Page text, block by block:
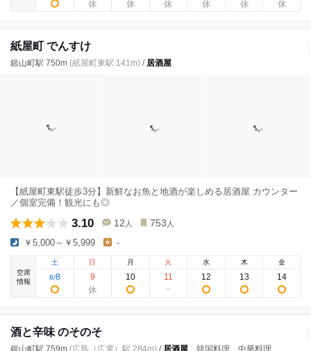
紙屋町 でんすけ
銀山町駅 750m (紙屋町東駅 141m) / 居酒屋
【紙屋町東駅徒歩3分】新鮮なお魚と地酒が楽しめる居酒屋 カウンター
／個室完備！観光にも◎
3.10 12 人 753 人
￥5,000～￥5,999 -
空席
情報
土
8/8
日
9
月
10
火
11
水
12
木
13
金
14
酒と辛味 のそのそ